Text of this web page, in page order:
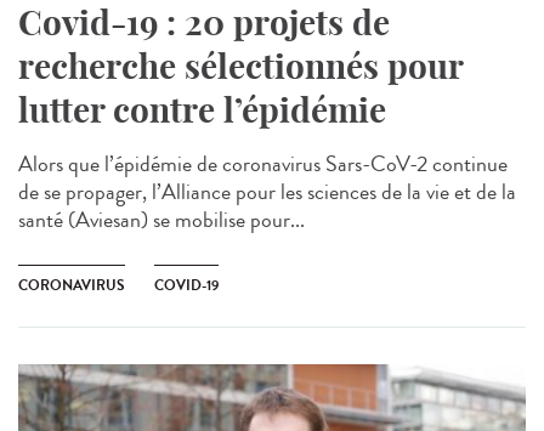
Covid-19 : 20 projets de
recherche sélectionnés pour
lutter contre l’épidémie
Alors que l’épidémie de coronavirus Sars-CoV-2 continue
de se propager, l’Alliance pour les sciences de la vie et de la
santé (Aviesan) se mobilise pour...
CORONAVIRUS COVID-19